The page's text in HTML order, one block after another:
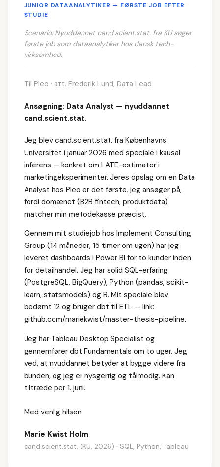
JUNIOR DATAANALYTIKER — FØRSTE JOB EFTER
STUDIE
Scenario: Nyuddannet cand.scient.stat. fra KU søger
første job som dataanalytiker hos dansk tech-
virksomhed.
Til Pleo · att. Frederik Lund, Data Lead
Ansøgning: Data Analyst — nyuddannet
cand.scient.stat.
Jeg blev cand.scient.stat. fra Københavns
Universitet i januar 2026 med speciale i kausal
inferens — konkret om LATE-estimater i
marketingeksperimenter. Jeres opslag om en Data
Analyst hos Pleo er det første, jeg ansøger på,
fordi domænet (B2B fintech, produktdata)
matcher min metodekasse præcist.
Gennem mit studiejob hos Implement Consulting
Group (14 måneder, 15 timer om ugen) har jeg
leveret dashboards i Power BI for to kunder inden
for detailhandel. Jeg har solid SQL-erfaring
(PostgreSQL, BigQuery), Python (pandas, scikit-
learn, statsmodels) og R. Mit speciale blev
bedømt 12 og bruger dbt til ETL — link:
github.com/mariekwist/master-thesis-pipeline.
Jeg har Tableau Desktop Specialist og
gennemfører dbt Fundamentals om to uger. Jeg
ved, at nyuddannet betyder at bygge videre fra
bunden, og jeg er nysgerrig og tålmodig. Kan
tiltræde per 1. juni.
Med venlig hilsen
Marie Kwist Holm
cand.scient.stat. (KU, 2026) · SQL, Python, Tableau